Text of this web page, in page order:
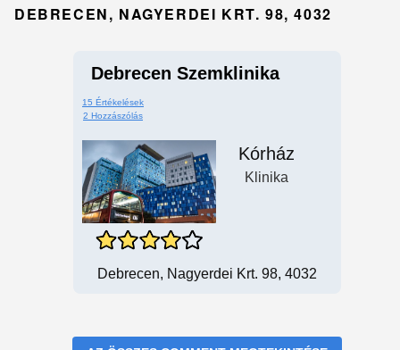
DEBRECEN, NAGYERDEI KRT. 98, 4032
Debrecen Szemklinika
15 Értékelések
2 Hozzászólás
Kórház
Klinika
Debrecen, Nagyerdei Krt. 98, 4032